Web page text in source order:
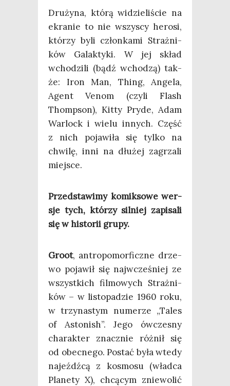
Dru­ży­na, któ­rą widzie­li­ście na
ekra­nie to nie wszy­scy hero­si,
któ­rzy byli człon­ka­mi Straż­ni­
ków Galak­ty­ki. W jej skład
wcho­dzi­li (bądź wcho­dzą) tak­
że: Iron Man, Thing, Ange­la,
Agent Venom (czy­li Flash
Thomp­son), Kit­ty Pry­de, Adam
War­lock i wie­lu innych. Część
z nich poja­wi­ła się tyl­ko na
chwi­lę, inni na dłu­żej zagrza­li
miejsce.
Przed­sta­wi­my komik­so­we wer­
sje tych, któ­rzy sil­niej zapi­sa­li
się w histo­rii grupy.
Gro­ot, antro­po­mor­ficz­ne drze­
wo poja­wił się naj­wcze­śniej ze
wszyst­kich fil­mo­wych Straż­ni­
ków – w listo­pa­dzie 1960 roku,
w trzy­na­stym nume­rze „Tales
of Asto­nish”. Jego ówcze­sny
cha­rak­ter znacz­nie róż­nił się
od obec­ne­go. Postać była wte­dy
najeźdź­cą z kosmo­su (wład­ca
Pla­ne­ty X), chcą­cym znie­wo­lić